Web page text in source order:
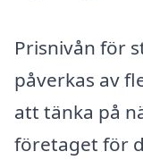
Prisnivån för
påverkas av
att tänka på
företaget för